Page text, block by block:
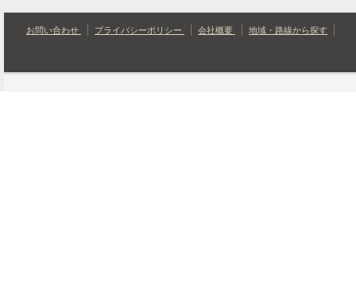
お問い合わせ プライバシーポリシー 会社概要 地域・路線から探す